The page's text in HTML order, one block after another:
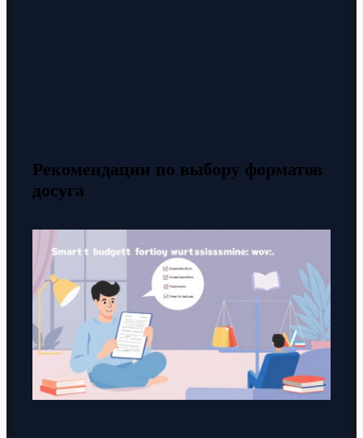
Рекомендации по выбору форматов
досуга